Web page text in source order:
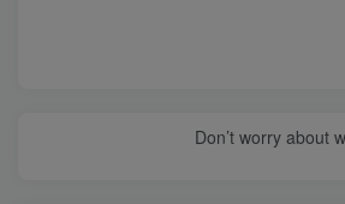
Don’t worry about